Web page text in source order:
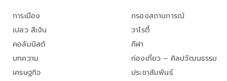
การเมือง
เปลว สีเงิน
คอลัมนิสต์
บทความ
เศรษฐกิจ
กรองสถานการณ์
วาไรตี้
กีฬา
ท่องเที่ยว – ศิลปวัฒนธรรม
ประชาสัมพันธ์